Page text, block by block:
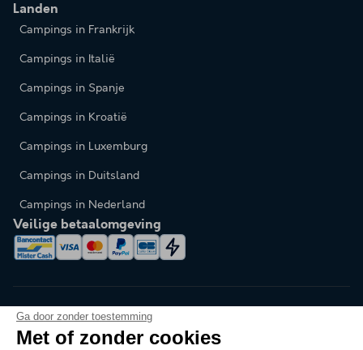
Ga door zonder toestemming
Met of zonder cookies
Landen
Campings in Frankrijk
Campings in Italië
Campings in Spanje
Campings in Kroatië
Campings in Luxemburg
Campings in Duitsland
Campings in Nederland
Veilige betaalomgeving